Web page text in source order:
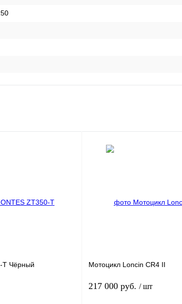
T Чёрный Мотоцикл Loncin CR4 II
217 000 руб. / шт